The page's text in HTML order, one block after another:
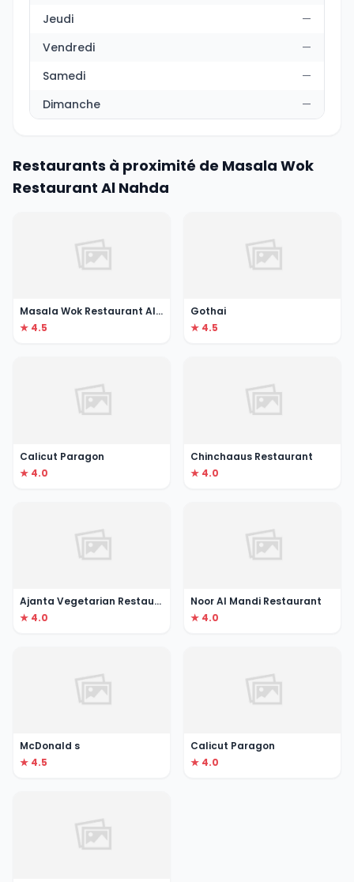
Jeudi
—
Vendredi
—
Samedi
—
Dimanche
—
Restaurants à proximité de Masala Wok
Restaurant Al Nahda
Masala Wok Restaurant Al Nahda
★ 4.5
Gothai
★ 4.5
Calicut Paragon
★ 4.0
Chinchaaus Restaurant
★ 4.0
Ajanta Vegetarian Restaurant
★ 4.0
Noor Al Mandi Restaurant
★ 4.0
McDonald s
★ 4.5
Calicut Paragon
★ 4.0